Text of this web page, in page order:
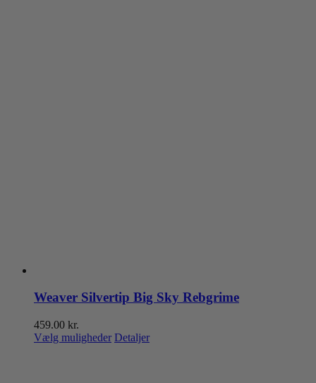
Weaver Silvertip Big Sky Rebgrime
459.00 kr.
Vælg muligheder Dette
Detaljer